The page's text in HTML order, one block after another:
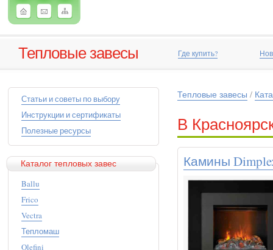
Тепловые завесы Где купить?
Статьи и советы по выбору
Инструкции и сертификаты
Полезные ресурсы
Каталог тепловых завес
Ballu
Frico
Vectra
Тепломаш
Olefini
Тепловые завесы /
В
Камины